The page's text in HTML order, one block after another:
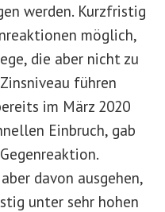
werden. Kurzfristig
möglich,
die aber nicht zu
führen
im März 2020
Einbruch, gab
davon ausgehen,
unter sehr hohen